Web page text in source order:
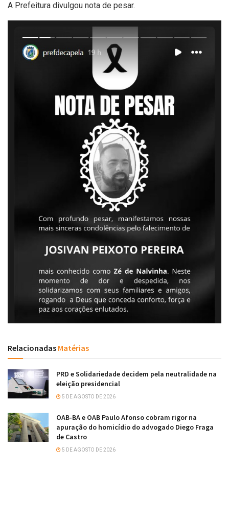
A Prefeitura divulgou nota de pesar.
Relacionadas Matérias
PRD e Solidariedade decidem pela neutralidade na
eleição presidencial
5 DE AGOSTO DE 2026
OAB-BA e OAB Paulo Afonso cobram rigor na
apuração do homicídio do advogado Diego Fraga
de Castro
5 DE AGOSTO DE 2026